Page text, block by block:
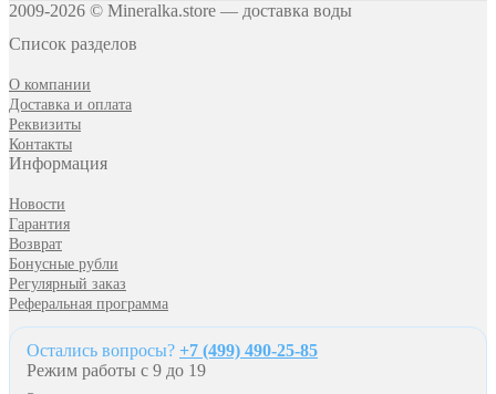
2009-2026 © Mineralka.store — доставка воды
Список разделов
О компании
Доставка и оплата
Реквизиты
Контакты
Информация
Новости
Гарантия
Возврат
Бонусные рубли
Регулярный заказ
Реферальная программа
Остались вопросы? +7 (499) 490-25-85
Режим работы с 9 до 19